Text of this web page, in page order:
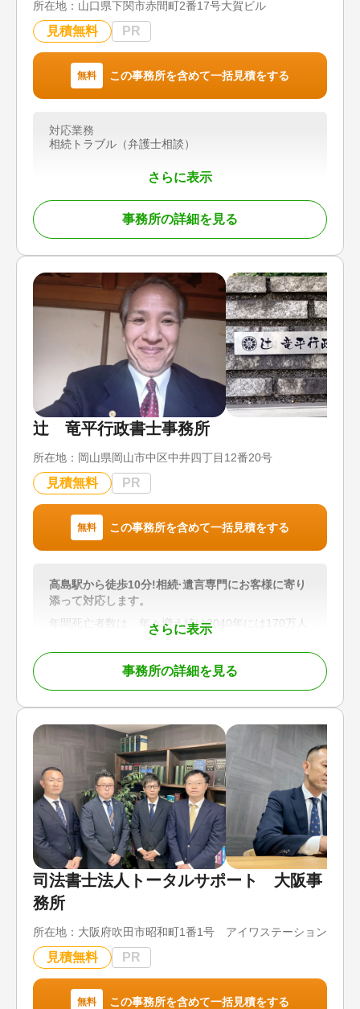
談可 / 事務所面談可
木津川市、相楽郡精華町、和束町、笠置町、南山城
村、綴喜郡井手町、綴喜郡宇治田原町、京田辺市、
城陽市、宇治市、奈良市、生駒市、大和郡山市、天
理市、伊賀市
【営業時間】
平日8:30〜17:15、土曜日8:30〜17:15
対応地域
木津川市、相楽郡精華町、和束町、笠置町、南山城
城陽市、宇治市、奈良市、生駒市、大和郡山市、天
対応体制
訪問可 / 初回相談無料
所在地： 山口県下関市赤間町2番17号大賀ビル
見積無料 PR
無料 この事務所を含めて一括見積をする
さらに表示
対応業務
相続トラブル（弁護士相談）
事務所の詳細を見る
辻󠄀 竜平行政書士事務所
所在地： 岡山県岡山市中区中井四丁目12番20号
見積無料 PR
無料 この事務所を含めて一括見積をする
さらに表示
高島駅から徒歩10分!相続·遺言専門にお客様に寄り
添って対応します。
年間死亡者数は、年々増え続け2040年には170万人
になると推計されています。相続· 遺言はますます
重要になってきます。当事務所は、自筆証書遺言原
案作成 、戸籍収集等の遺言·相続業務だけでなく身
元保証も行っております。
お困りごとがございましたら、当事務所に何なりと
ご相談、お任せください。
【アクセス】JR高島駅から徒歩10分
【営業時間】9時から18時
対応地域
岡山県全域、兵庫県赤穂市、相生市
対応業務
遺言書 / 遺産分割 / 相続財産調査 / 相続手続き / 銀
行手続き / 戸籍収集 / 相続人調査
対応体制
電話相談可 / 訪問可 / 土日相談可 / 初回相談無料 /
18時以降相談可 / オンライン面談可
事務所の詳細を見る
司法書士法人トータルサポート 大阪事
務所
所在地： 大阪府吹田市昭和町1番1号 アイワステーションビル
見積無料 PR
無料 この事務所を含めて一括見積をする